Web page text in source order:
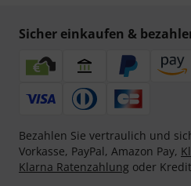
Sicher einkaufen &
Bezahlen Sie vertraulich und
Vorkasse, PayPal, Amazon Pay,
Klarna Ratenzahlung oder